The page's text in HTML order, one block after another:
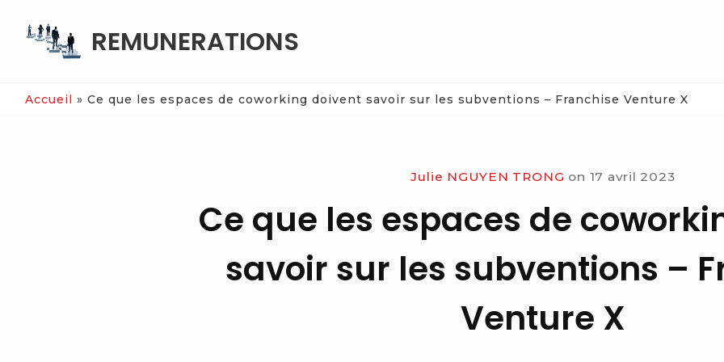
REMUNERATIONS
Accueil » Ce que les espaces de coworking doivent savoir sur les subventions – Franchise Venture X
Julie NGUYEN TRONG on 17 avril 2023
Ce que les espaces de
savoir sur les subventions –
Venture X